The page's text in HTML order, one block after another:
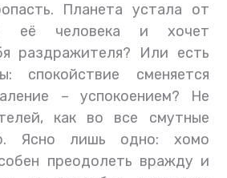
Планета устала от
её человека и хочет
раздражителя? Или есть
спокойствие сменяется
– успокоением? Не
как во все смутные
Ясно лишь одно: хомо
преодолеть вражду и